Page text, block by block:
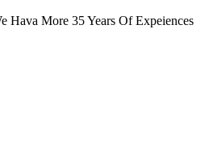
Hava More 35 Years Of Expeiences